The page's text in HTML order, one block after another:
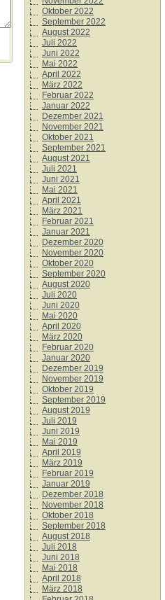
Oktober 2022
September 2022
August 2022
Juli 2022
Juni 2022
Mai 2022
April 2022
März 2022
Februar 2022
Januar 2022
Dezember 2021
November 2021
Oktober 2021
September 2021
August 2021
Juli 2021
Juni 2021
Mai 2021
April 2021
März 2021
Februar 2021
Januar 2021
Dezember 2020
November 2020
Oktober 2020
September 2020
August 2020
Juli 2020
Juni 2020
Mai 2020
April 2020
März 2020
Februar 2020
Januar 2020
Dezember 2019
November 2019
Oktober 2019
September 2019
August 2019
Juli 2019
Juni 2019
Mai 2019
April 2019
März 2019
Februar 2019
Januar 2019
Dezember 2018
November 2018
Oktober 2018
September 2018
August 2018
Juli 2018
Juni 2018
Mai 2018
April 2018
März 2018